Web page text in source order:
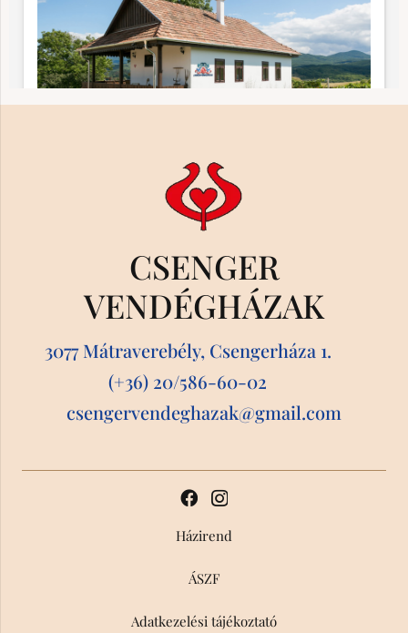
CSENGER
VENDÉGHÁZAK
3077 Mátraverebély, Csengerháza 1.
(+36) 20/586-60-02
csengervendeghazak@gmail.com
Házirend
ÁSZF
Adatkezelési tájékoztató